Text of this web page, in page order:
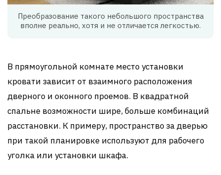
Преобразование такого небольшого пространства
вполне реально, хотя и не отличается легкостью.
В прямоугольной комнате место установки
кровати зависит от взаимного расположения
дверного и оконного проемов. В квадратной
спальне возможности шире, больше комбинаций
расстановки. К примеру, пространство за дверью
при такой планировке используют для рабочего
уголка или установки шкафа.